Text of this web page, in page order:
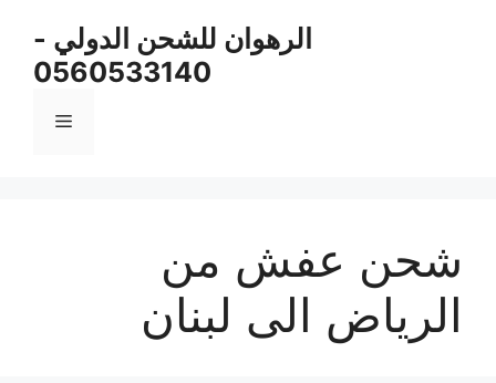
الرهوان للشحن الدولي -
0560533140
القائمة
شحن عفش من
الرياض الى لبنان